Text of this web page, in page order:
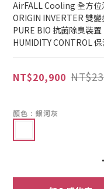
AirFALL Cooling 全方位
ORIGIN INVERTER 雙
PURE BIO 抗菌除臭裝置
HUMIDITY CONTROL
NT$20,900
顏色 : 銀河灰